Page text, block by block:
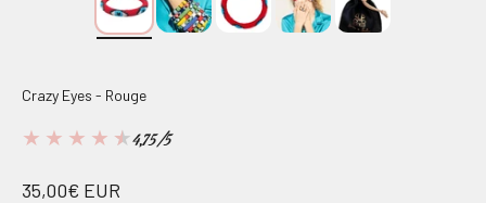
Crazy Eyes - Rouge
★ ★ ★ ★ ★4,75/5
Prix de vente
35,00€ EUR